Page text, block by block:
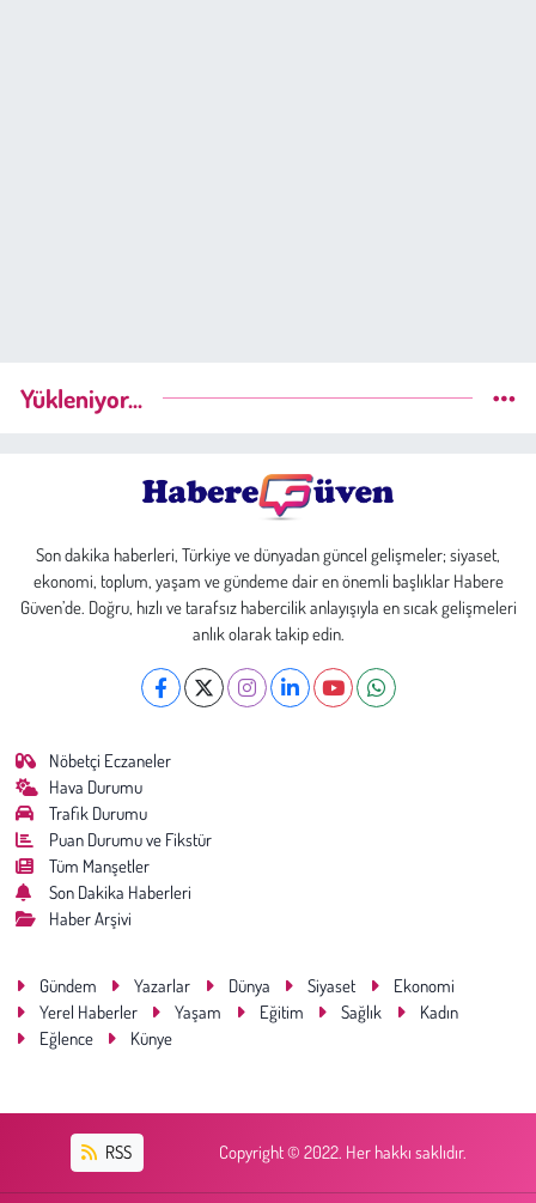
Yükleniyor...
Son dakika haberleri, Türkiye ve dünyadan güncel gelişmeler; siyaset,
ekonomi, toplum, yaşam ve gündeme dair en önemli başlıklar Habere
Güven’de. Doğru, hızlı ve tarafsız habercilik anlayışıyla en sıcak gelişmeleri
anlık olarak takip edin.
Nöbetçi Eczaneler
Hava Durumu
Trafik Durumu
Puan Durumu ve Fikstür
Tüm Manşetler
Son Dakika Haberleri
Haber Arşivi
Gündem Yazarlar Dünya Siyaset
Ekonomi
Yerel Haberler
Yaşam Eğitim Sağlık
Kadın
Eğlence
Künye
RSS Copyright © 2022. Her hakkı saklıdır.